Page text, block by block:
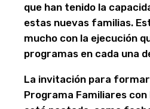
que han tenido la
estas nuevas familias.
mucho con la ejecución
programas en cada una
La invitación para
Programa Familiares